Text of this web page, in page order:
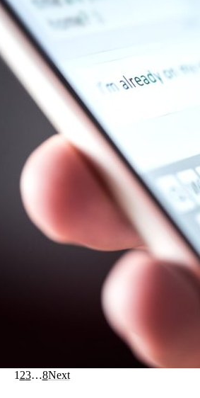
1 23…8Next